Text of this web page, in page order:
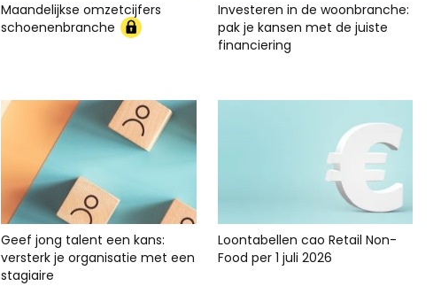
Maandelijkse omzetcijfers
schoenenbranche
Investeren in de woonbranche:
pak je kansen met de juiste
financiering
Geef jong talent een kans:
versterk je organisatie met een
stagiaire
Loontabellen cao Retail Non-
Food per 1 juli 2026